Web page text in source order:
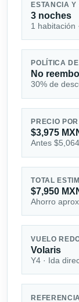
ESTANCIA Y
3 noches
1 habitación
POLÍTICA
No
30% de
PRECIO
$3,975
Antes
TOTAL
$7,950
Ahorro
VUELO
Volaris
Y4 · Ida